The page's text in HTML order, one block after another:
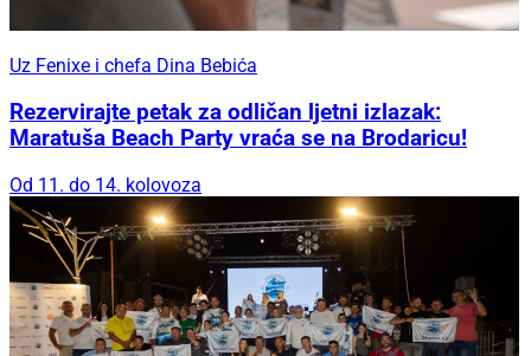
Uz Fenixe i chefa Dina Bebića
Rezervirajte petak za odličan ljetni izlazak:
Maratuša Beach Party vraća se na Brodaricu!
Od 11. do 14. kolovoza